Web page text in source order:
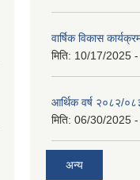
वार्षिक विकास
मिति: 10/17/2025
आर्थिक वर्ष २०८२/०८३
मिति: 06/30/2025
अन्य